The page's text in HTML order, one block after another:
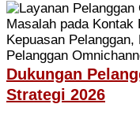
Dukungan
Strategi 2026